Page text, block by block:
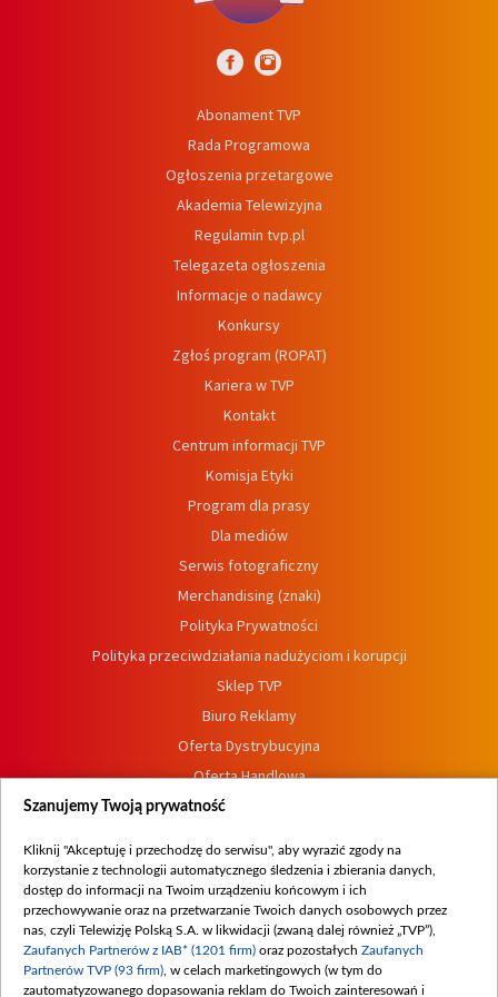
Abonament TVP
Rada Programowa
Ogłoszenia przetargowe
Akademia Telewizyjna
Regulamin tvp.pl
Telegazeta ogłoszenia
Informacje o nadawcy
Konkursy
Zgłoś program (ROPAT)
Kariera w TVP
Kontakt
Centrum informacji TVP
Komisja Etyki
Program dla prasy
Dla mediów
Serwis fotograficzny
Merchandising (znaki)
Polityka Prywatności
Polityka przeciwdziałania nadużyciom i korupcji
Sklep TVP
Biuro Reklamy
Oferta Dystrybucyjna
Oferta Handlowa
Dostępność
Procedura zgłoszeń wewnętrznych
Szanujemy Twoją prywatność
Kliknij "Akceptuję i przechodzę do serwisu", aby wyrazić zgody na
korzystanie z technologii automatycznego śledzenia i zbierania danych,
dostęp do informacji na Twoim urządzeniu końcowym i ich
przechowywanie oraz na przetwarzanie Twoich danych osobowych przez
nas, czyli Telewizję Polską S.A. w likwidacji (zwaną dalej również „TVP”),
Zaufanych Partnerów z IAB* (1201 firm) oraz pozostałych Zaufanych
Partnerów TVP (93 firm) , w celach marketingowych (w tym do
zautomatyzowanego dopasowania reklam do Twoich zainteresowań i